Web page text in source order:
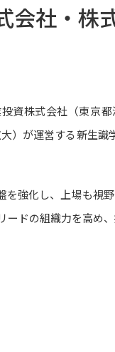
会社・株
資株式会社（東京
）が運営する新生
を強化し、上場も視
ードの組織力を高め